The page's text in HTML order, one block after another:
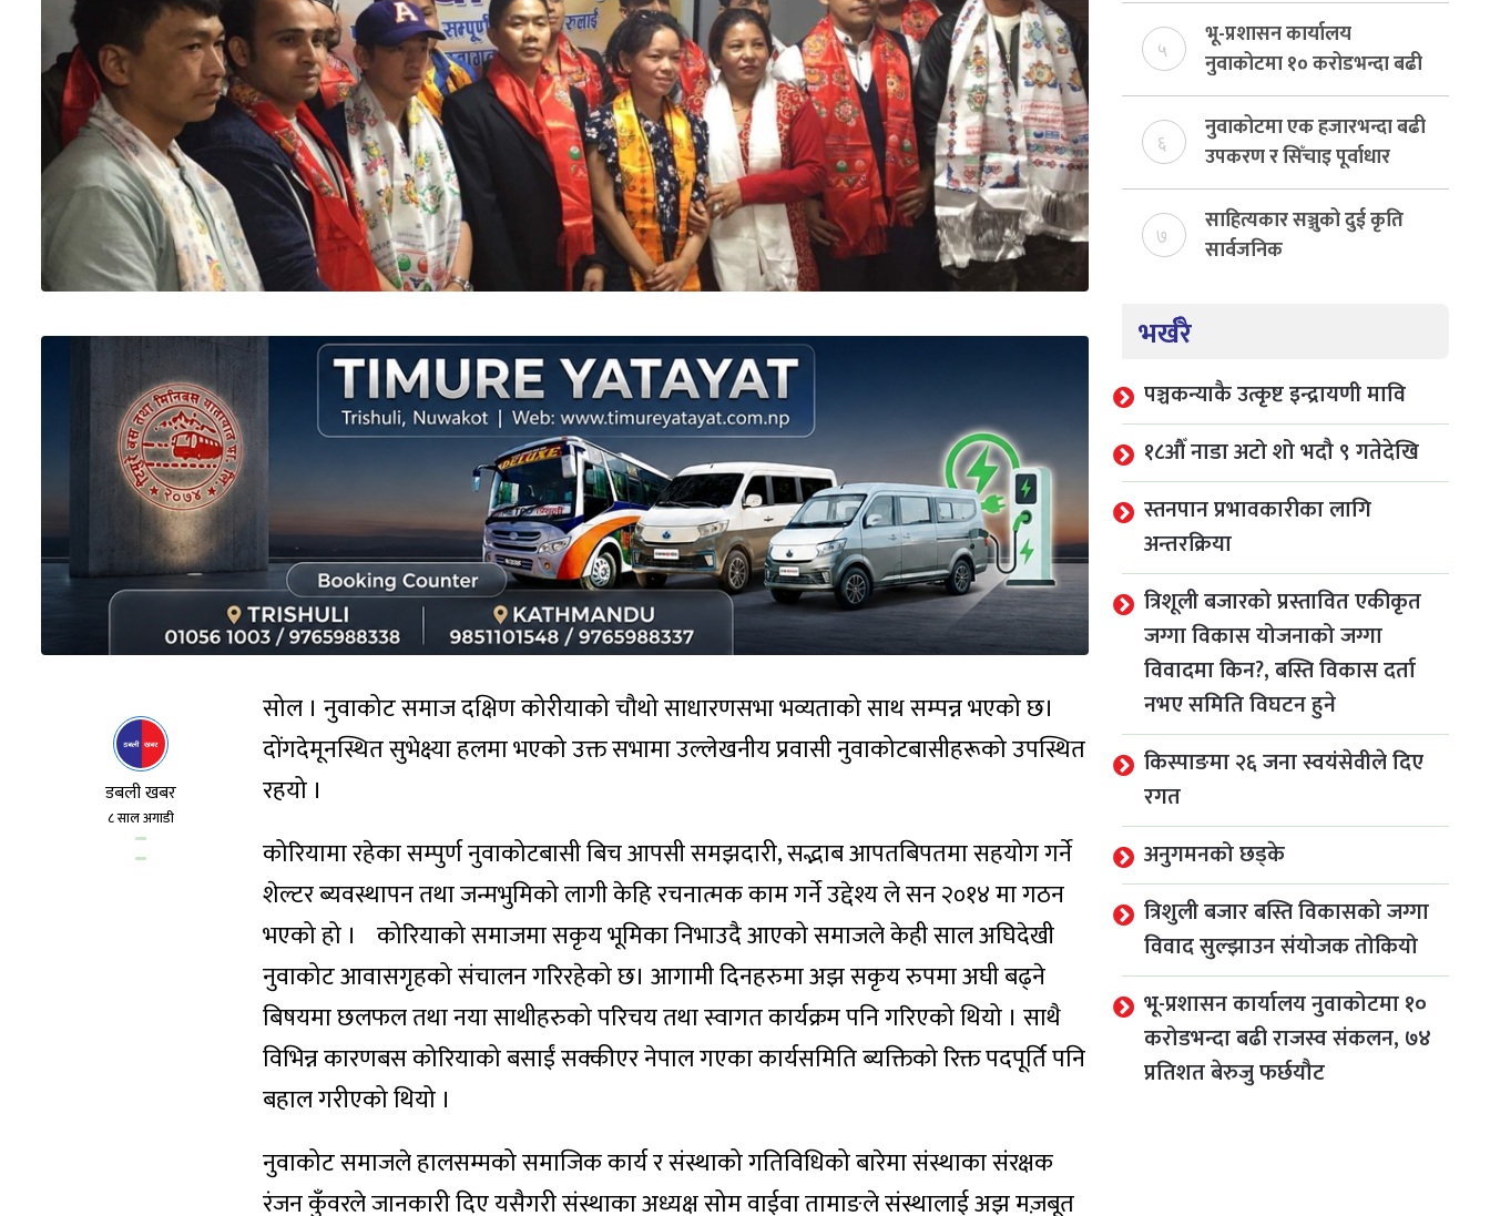
डबली खबर
८ साल अगाडी
सोल । नुवाकोट समाज दक्षिण कोरीयाको चौथो साधारणसभा भव्यताको साथ सम्पन्न भएको छ।
दोंगदेमूनस्थित सुभेक्ष्या हलमा भएको उक्त सभामा उल्लेखनीय प्रवासी नुवाकोटबासीहरूको उपस्थित
रहयो ।
कोरियामा रहेका सम्पुर्ण नुवाकोटबासी बिच आपसी समझदारी, सद्भाब आपतबिपतमा सहयोग गर्ने
शेल्टर ब्यवस्थापन तथा जन्मभुमिको लागी केहि रचनात्मक काम गर्ने उद्देश्य ले सन २०१४ मा गठन
भएको हो । कोरियाको समाजमा सकृय भूमिका निभाउदै आएको समाजले केही साल अघिदेखी
नुवाकोट आवासगृहको संचालन गरिरहेको छ। आगामी दिनहरुमा अझ सकृय रुपमा अघी बढ्ने
बिषयमा छलफल तथा नया साथीहरुको परिचय तथा स्वागत कार्यक्रम पनि गरिएको थियो । साथै
विभिन्न कारणबस कोरियाको बसाईं सक्कीएर नेपाल गएका कार्यसमिति ब्यक्तिको रिक्त पदपूर्ति पनि
बहाल गरीएको थियो ।
नुवाकोट समाजले हालसम्मको समाजिक कार्य र संस्थाको गतिविधिको बारेमा संस्थाका संरक्षक
रंजन कुँवरले जानकारी दिए यसैगरी संस्थाका अध्यक्ष सोम वाईवा तामाङले संस्थालाई अझ मज़बूत
५
भू-प्रशासन कार्यालय
नुवाकोटमा १० करोडभन्दा बढी
राजस्व संकलन, ७४ प्रतिशत
बेरुजु फर्छयौट
६
नुवाकोटमा एक हजारभन्दा बढी
उपकरण र सिँचाइ पूर्वाधार
निर्माण
७
साहित्यकार सञ्जुको दुई कृति
सार्वजनिक
भर्खरै
पञ्चकन्याकै उत्कृष्ट इन्द्रायणी मावि
१८औँ नाडा अटो शो भदौ ९ गतेदेखि
स्तनपान प्रभावकारीका लागि
अन्तरक्रिया
त्रिशूली बजारको प्रस्तावित एकीकृत
जग्गा विकास योजनाको जग्गा
विवादमा किन?, बस्ति विकास दर्ता
नभए समिति विघटन हुने
किस्पाङमा २६ जना स्वयंसेवीले दिए
रगत
अनुगमनको छड्के
त्रिशुली बजार बस्ति विकासको जग्गा
विवाद सुल्झाउन संयोजक तोकियो
भू-प्रशासन कार्यालय नुवाकोटमा १०
करोडभन्दा बढी राजस्व संकलन, ७४
प्रतिशत बेरुजु फर्छयौट